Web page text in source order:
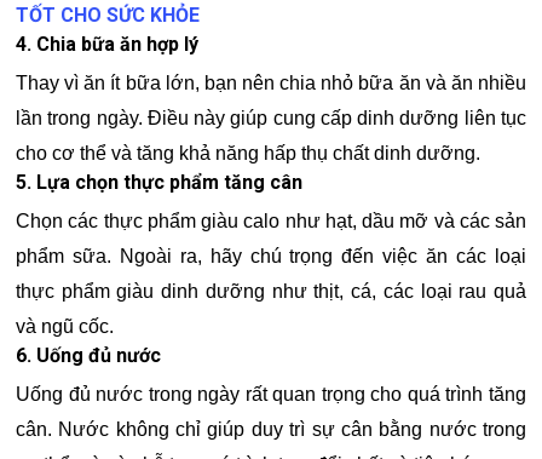
TỐT CHO SỨC KHỎE
4. Chia bữa ăn hợp lý
Thay vì ăn ít bữa lớn, bạn nên chia nhỏ bữa ăn và ăn nhiều
lần trong ngày. Điều này giúp cung cấp dinh dưỡng liên tục
cho cơ thể và tăng khả năng hấp thụ chất dinh dưỡng.
5. Lựa chọn thực phẩm tăng cân
Chọn các thực phẩm giàu calo như hạt, dầu mỡ và các sản
phẩm sữa. Ngoài ra, hãy chú trọng đến việc ăn các loại
thực phẩm giàu dinh dưỡng như thịt, cá, các loại rau quả
và ngũ cốc.
6. Uống đủ nước
Uống đủ nước trong ngày rất quan trọng cho quá trình tăng
cân. Nước không chỉ giúp duy trì sự cân bằng nước trong